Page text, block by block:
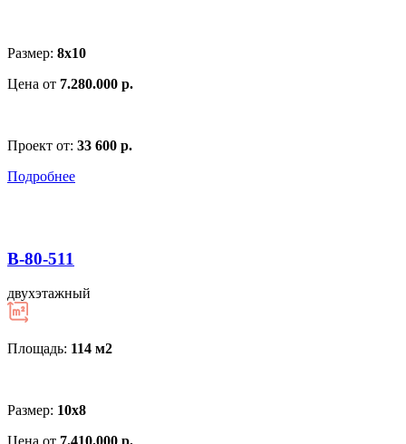
Размер: 8х10
Цена от 7.280.000 р.
Проект от: 33 600 р.
Подробнее
В-80-511
двухэтажный
Площадь: 114 м2
Размер: 10х8